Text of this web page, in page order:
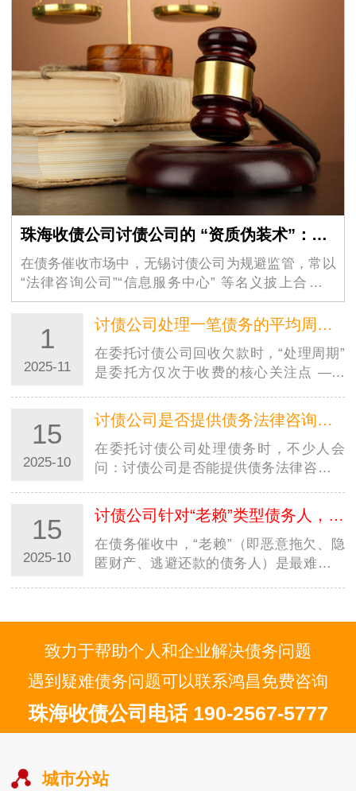
珠海收债公司讨债公司的 “资质伪装术”：如何识别虚假的 “法律咨询” 外衣？
在债务催收市场中，无锡讨债公司为规避监管，常以
“法律咨询公司”“信息服务中心” 等名义披上合法外
衣，其隐蔽性极强的 …
1
2025-11
讨债公司处理一笔债务的平均周期大概是多久？
在委托讨债公司回收欠款时，“处理周期”
是委托方仅次于收费的核心关注点 ——
业运…
15
2025-10
讨债公司是否提供债务法律咨询服务？是否额外收费？
在委托讨债公司处理债务时，不少人会
问：讨债公司是否能提供债务法律咨询？
同规模的西…
15
2025-10
讨债公司针对“老赖”类型债务人，有特殊催收方案吗？
在债务催收中，“老赖”（即恶意拖欠、隐
匿财产、逃避还款的债务人）是最难处理
致力于帮助个人和企业解决债务问题
遇到疑难债务问题可以联系鸿昌免费咨询
珠海收债公司电话 190-2567-5777
城市分站